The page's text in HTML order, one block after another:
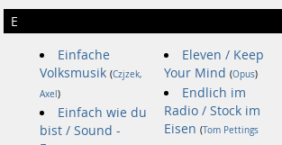
E
Einfache
Volksmusik (Czjzek,
Axel)
Einfach wie du
bist / Sound -
Eleven / Keep
Your Mind (Opus)
Endlich im
Radio / Stock im
Eisen (Tom Pettings